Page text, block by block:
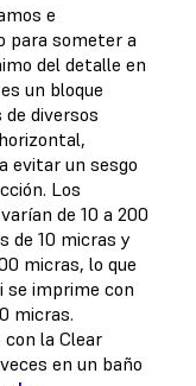
e
para someter a
del detalle en
un bloque
diversos
evitar un sesgo
Los
de 10 a 200
de 10 micras y
micras, lo que
se imprime con
micras.
la Clear
en un baño